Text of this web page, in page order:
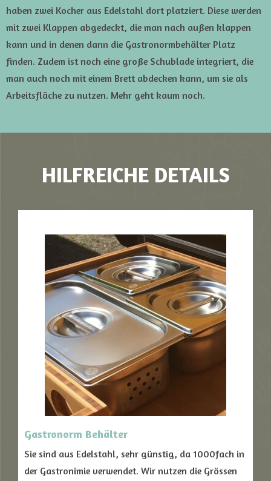
haben zwei Kocher aus Edelstahl dort platziert. Diese werden
mit zwei Klappen abgedeckt, die man nach außen klappen
kann und in denen dann die Gastronormbehälter Platz
finden. Zudem ist noch eine große Schublade integriert, die
man auch noch mit einem Brett abdecken kann, um sie als
Arbeitsfläche zu nutzen. Mehr geht kaum noch.
HILFREICHE DETAILS
Gastronorm Behälter
Sie sind aus Edelstahl, sehr günstig, da 1000fach in
der Gastronimie verwendet. Wir nutzen die Grössen